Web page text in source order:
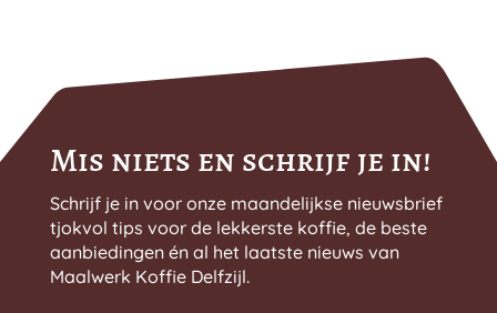
Mis niets en schrijf je in!
Schrijf je in voor onze maandelijkse nieuwsbrief
tjokvol tips voor de lekkerste koffie, de beste
aanbiedingen én al het laatste nieuws van
Maalwerk Koffie Delfzijl.